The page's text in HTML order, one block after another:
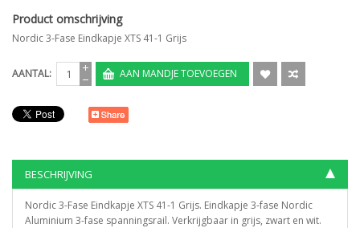
Product omschrijving
Nordic 3-Fase Eindkapje XTS 41-1 Grijs
AANTAL: AAN MANDJE TOEVOEGEN
BESCHRIJVING
Nordic 3-Fase Eindkapje XTS 41-1 Grijs. Eindkapje 3-fase Nordic
Aluminium 3-fase spanningsrail. Verkrijgbaar in grijs, zwart en wit.